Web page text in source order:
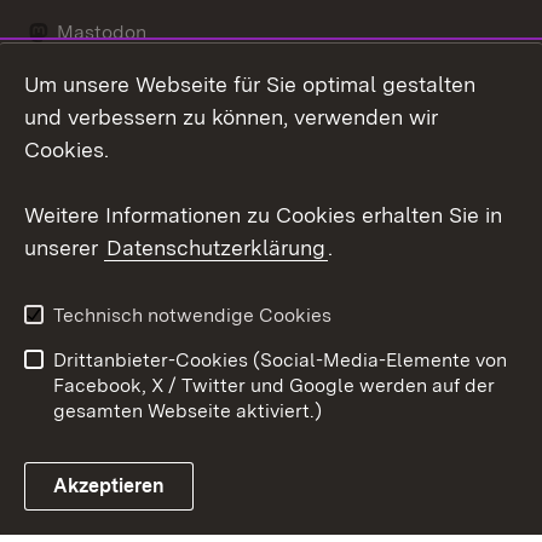
Mastodon
Messenger
Link zum Landesportal
Kontakt
Impressum
Cookies
Um unsere Webseite für Sie optimal gestalten
und verbessern zu können, verwenden wir
Cookies.
Weitere Informationen zu Cookies erhalten Sie in
unserer Datenschutzerklärung.
Technisch notwendige Cookies
Drittanbieter-Cookies (Social-Media-Elemente von
Facebook, X / Twitter und Google werden auf der
gesamten Webseite aktiviert.)
Akzeptieren